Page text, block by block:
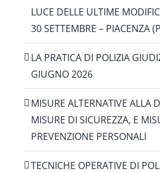
LUCE DELLE ULTIME
30 SETTEMBRE – PIACENZA
LA PRATICA DI POLIZIA
GIUGNO 2026
MISURE ALTERNATIVE ALLA
MISURE DI SICUREZZA, E
PREVENZIONE PERSONALI
TECNICHE OPERATIVE DI